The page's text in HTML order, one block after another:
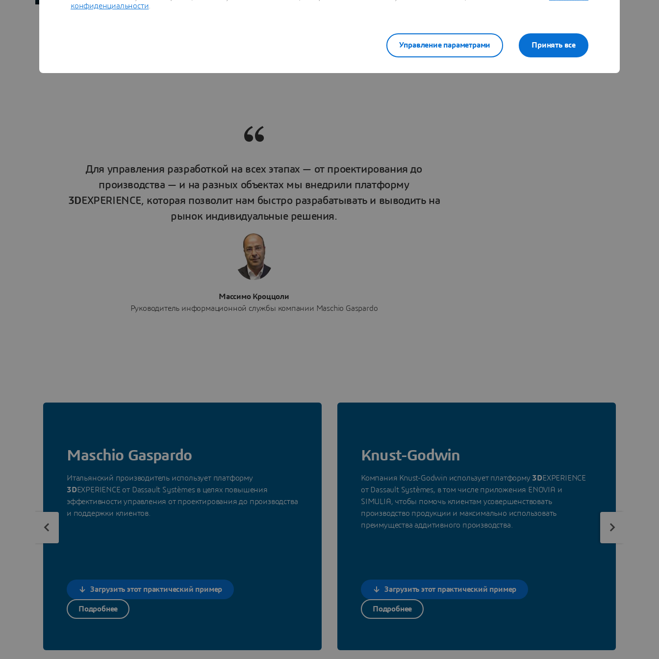
Для управления разработкой на всех этапах — от проектирования до
производства — и на разных объектах мы внедрили платформу
3DEXPERIENCE, которая позволит нам быстро разрабатывать и выводить на
рынок индивидуальные решения.
Массимо Кроццоли
Руководитель информационной службы компании Maschio Gaspardo
Maschio Gaspardo
Итальянский производитель использует платформу
3DEXPERIENCE от Dassault Systèmes в целях повышения
эффективности управления от проектирования до производства
и поддержки клиентов.
Загрузить этот практический пример
Подробнее
Knust-Godwin
Компания Knust-Godwin использует платформу 3DEXPERIENCE
от Dassault Systèmes, в том числе приложения ENOVIA и
SIMULIA, чтобы помочь клиентам усовершенствовать
производство продукции и максимально использовать
преимущества аддитивного производства.
Загрузить этот практический пример
Подробнее
конфиденциальности
Принять все
Управление параметрами